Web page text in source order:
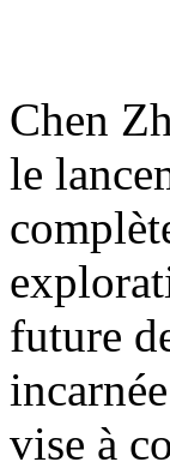
Chen
le
future
vise à